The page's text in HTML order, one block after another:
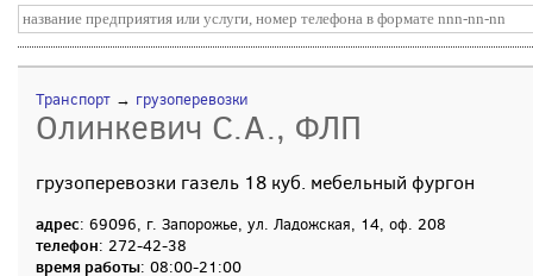
Транспорт → грузоперевозки
Олинкевич С.А., ФЛП
грузоперевозки газель 18 куб. мебельный фургон
адрес: 69096, г. Запорожье, ул. Ладожская, 14, оф. 208
телефон: 272-42-38
время работы: 08:00-21:00